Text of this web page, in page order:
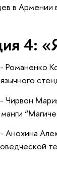
в Армении
4:
- Романенко
- Чирвон
- Анохина